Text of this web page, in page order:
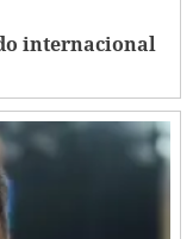
internacional